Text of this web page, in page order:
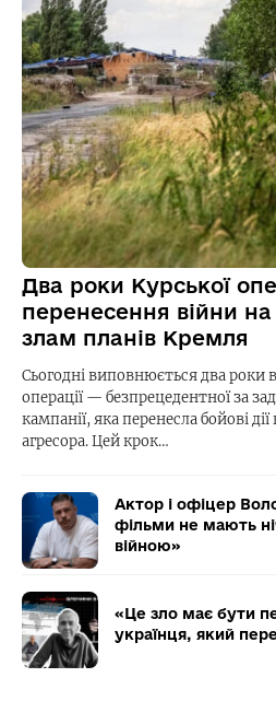
Два роки Курської
перенесення війни
злам планів Кремля
Сьогодні виповнюється два роки
операції — безпрецедентної за
кампанії, яка перенесла бойові
агресора. Цей крок…
Актор і офіцер
фільми не мають
війною»
«Це зло має бути
українця, який